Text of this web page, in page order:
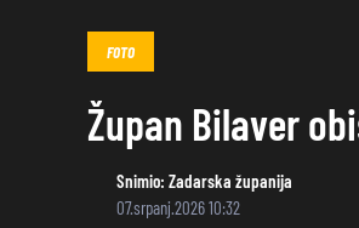
FOTO
Župan Bilaver
Snimio: Zadarska županija
07.srpanj.2026 10:32